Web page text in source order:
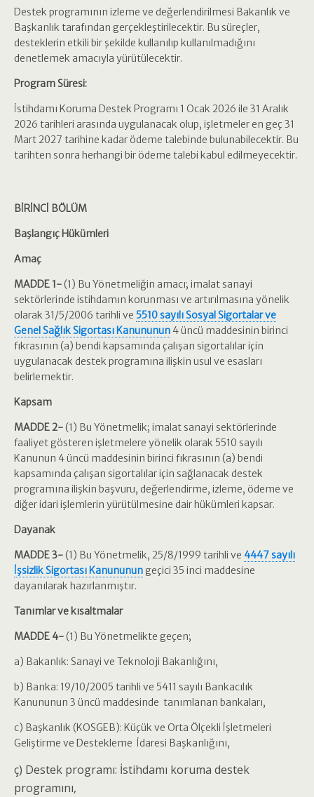
Destek programının izleme ve değerlendirilmesi Bakanlık ve
Başkanlık tarafından gerçekleştirilecektir. Bu süreçler,
desteklerin etkili bir şekilde kullanılıp kullanılmadığını
denetlemek amacıyla yürütülecektir.
Program Süresi:
İstihdamı Koruma Destek Programı 1 Ocak 2026 ile 31 Aralık
2026 tarihleri arasında uygulanacak olup, işletmeler en geç 31
Mart 2027 tarihine kadar ödeme talebinde bulunabilecektir. Bu
tarihten sonra herhangi bir ödeme talebi kabul edilmeyecektir.
BİRİNCİ BÖLÜM
Başlangıç Hükümleri
Amaç
MADDE 1-(1) Bu Yönetmeliğin amacı; imalat sanayi
sektörlerinde istihdamın korunması ve artırılmasına yönelik
olarak 31/5/2006 tarihli ve 5510 sayılı Sosyal Sigortalar ve
Genel Sağlık Sigortası Kanununun 4 üncü maddesinin birinci
fıkrasının (a) bendi kapsamında çalışan sigortalılar için
uygulanacak destek programına ilişkin usul ve esasları
belirlemektir.
Kapsam
MADDE 2-(1) Bu Yönetmelik; imalat sanayi sektörlerinde
faaliyet gösteren işletmelere yönelik olarak 5510 sayılı
Kanunun 4 üncü maddesinin birinci fıkrasının (a) bendi
kapsamında çalışan sigortalılar için sağlanacak destek
programına ilişkin başvuru, değerlendirme, izleme, ödeme ve
diğer idari işlemlerin yürütülmesine dair hükümleri kapsar.
Dayanak
MADDE 3-(1) Bu Yönetmelik, 25/8/1999 tarihli ve 4447 sayılı
İşsizlik Sigortası Kanununungeçici 35 inci maddesine
dayanılarak hazırlanmıştır.
Tanımlar ve kısaltmalar
MADDE 4-(1) Bu Yönetmelikte geçen;
a) Bakanlık: Sanayi ve Teknoloji Bakanlığını,
b) Banka: 19/10/2005 tarihli ve 5411 sayılı Bankacılık
Kanununun 3 üncü maddesinde tanımlanan bankaları,
c) Başkanlık (KOSGEB): Küçük ve Orta Ölçekli İşletmeleri
Geliştirme ve Destekleme İdaresi Başkanlığını,
ç) Destek programı: İstihdamı koruma destek
programını,